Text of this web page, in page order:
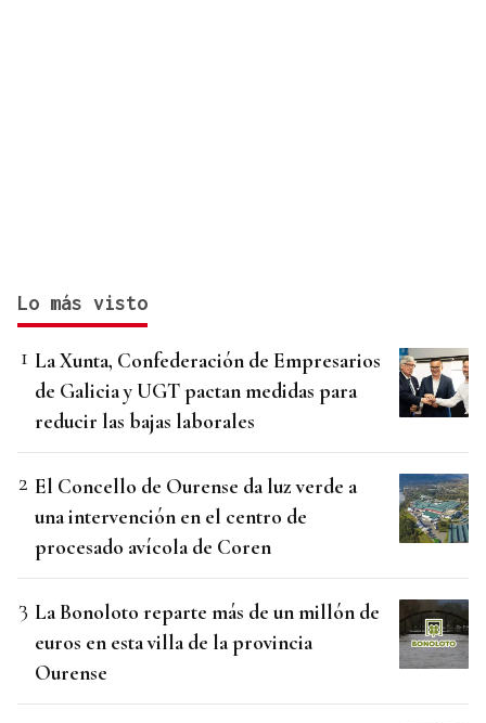
Lo más visto
La Xunta, Confederación de Empresarios
de Galicia y UGT pactan medidas para
reducir las bajas laborales
El Concello de Ourense da luz verde a
una intervención en el centro de
procesado avícola de Coren
La Bonoloto reparte más de un millón de
euros en esta villa de la provincia
Ourense